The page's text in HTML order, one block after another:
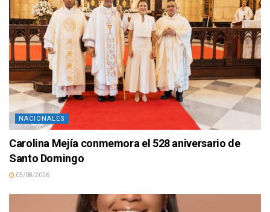
NACIONALES
Carolina Mejía conmemora el 528 aniversario de
Santo Domingo
05/08/2026